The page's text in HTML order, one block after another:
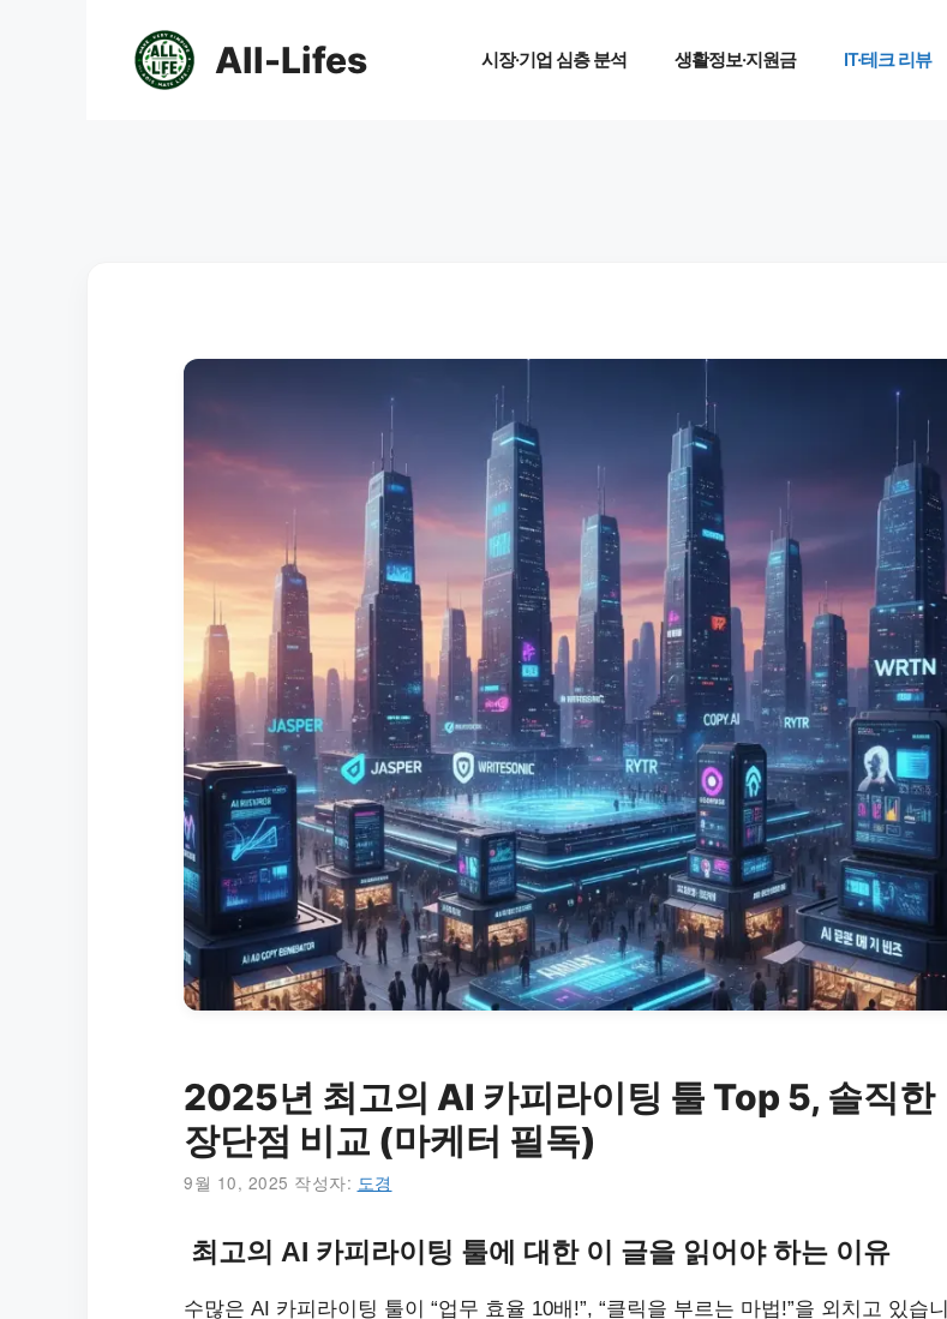
All-Lifes 시장·기업 심층 분석 생활정보·지원금 IT·테크 리뷰
2025년 최고의 AI 카피라이팅 툴 Top 5, 솔직한
장단점 비교 (마케터 필독)
9월 10, 2025 작성자: 도경
최고의 AI 카피라이팅 툴에 대한 이 글을 읽어야 하는 이유
수많은 AI 카피라이팅 툴이 “업무 효율 10배!”, “클릭을 부르는 마법!”을 외치고 있습니